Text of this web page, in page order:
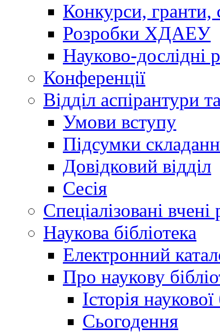
Конкурси, гранти,
Розробки ХДАЕУ
Науково-дослідні
Конференції
Відділ аспірантури
Умови вступу
Підсумки
Довідковий відділ
Сесія
Спеціалізовані вчені
Наукова бібліотека
Електронний
Про наукову
Історія
Сьогодення